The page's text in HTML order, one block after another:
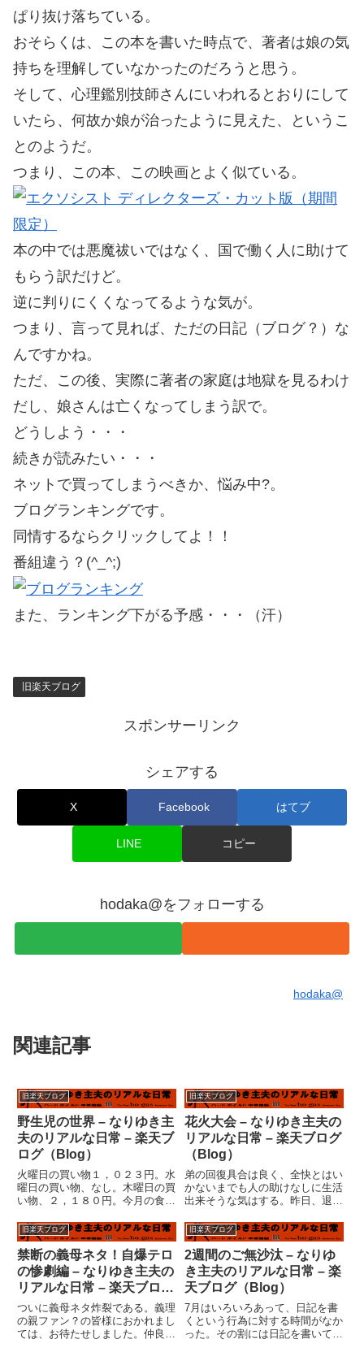
ぱり抜け落ちている。
おそらくは、この本を書いた時点で、著者は娘の気
持ちを理解していなかったのだろうと思う。
そして、心理鑑別技師さんにいわれるとおりにして
いたら、何故か娘が治ったように見えた、というこ
とのようだ。
つまり、この本、この映画とよく似ている。
本の中では悪魔祓いではなく、国で働く人に助けて
もらう訳だけど。
逆に判りにくくなってるような気が。
つまり、言って見れば、ただの日記（ブログ？）な
んですかね。
ただ、この後、実際に著者の家庭は地獄を見るわけ
だし、娘さんは亡くなってしまう訳で。
どうしよう・・・
続きが読みたい・・・
ネットで買ってしまうべきか、悩み中?。
ブログランキングです。
同情するならクリックしてよ！！
番組違う？(^_^;)
また、ランキング下がる予感・・・（汗）
旧楽天ブログ
スポンサーリンク
シェアする
X Facebook はてブ
LINE コピー
hodaka@をフォローする
hodaka@
関連記事
旧楽天ブログ
野生児の世界 – なりゆき主
夫のリアルな日常 – 楽天ブ
ログ（Blog）
火曜日の買い物１，０２３円。水
曜日の買い物、なし。木曜日の買
い物、２，１８０円。今月の食費
てるような気もするが。こんなも
のかもしれないし、こんなものじ
ゃないかもしれない。（汗）ま、
いっか！とりあえず、また月末
に...
旧楽天ブログ
花火大会 – なりゆき主夫の
リアルな日常 – 楽天ブログ
（Blog）
弟の回復具合は良く、全快とはい
かないまでも人の助けなしに生活
出来そうな気はする。昨日、退院
「よさそうですね」なんていって
いる。「まあ、後２週間くらいし
て徐々に社会復帰すれば・・・」
「いや、ちょっと仕事がやばいん
で...
旧楽天ブログ
禁断の義母ネタ！自爆テロ
の惨劇編 – なりゆき主夫の
リアルな日常 – 楽天ブログ
（Blog）
ついに義母ネタ炸裂である。義理
の親ファン？の皆様におかれまし
ては、お待たせしました。仲良し
旧楽天ブログ
2週間のご無沙汰 – なりゆ
き主夫のリアルな日常 – 楽
天ブログ（Blog）
7月はいろいろあって、日記を書
くという行為に対する時間がなか
った。その割には日記を書いてい